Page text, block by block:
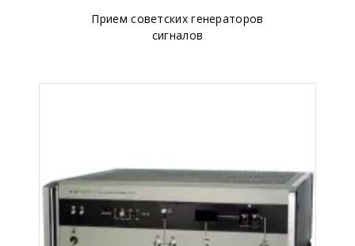
Прием советских генераторов
сигналов